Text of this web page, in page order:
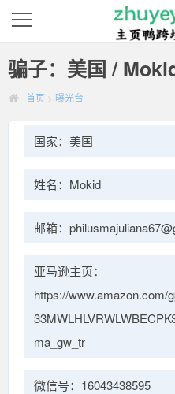
骗子：美国 /
首页 > 曝光台
国家：美国
姓名：Mokid
邮箱：
亚马逊主页：
https://www.amazon.com/
ma_gw_tr
微信号：16043438595